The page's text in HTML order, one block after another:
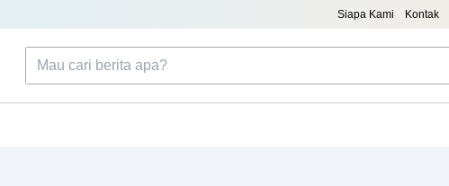
Siapa Kami Kontak